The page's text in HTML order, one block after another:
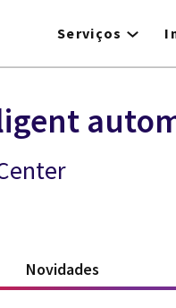
Serviços
Novidades